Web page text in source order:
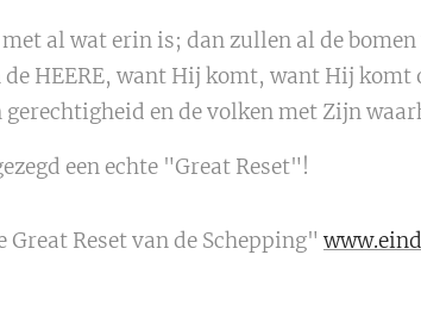
al wat erin is; dan zullen al de
HEERE, want Hij komt, want Hij komt
en de volken met Zijn
een echte "Great Reset"!
Reset van de Schepping"